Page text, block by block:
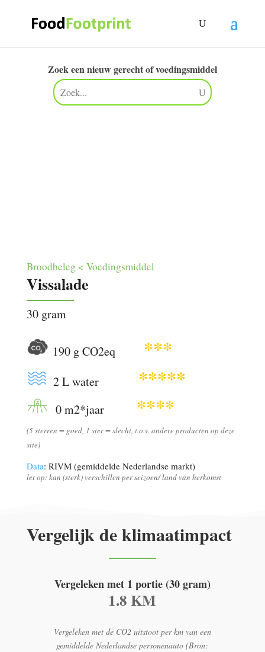
Zoek een nieuw gerecht of voedingsmiddel
Broodbeleg < Voedingsmiddel
Vissalade
30 gram
190 g CO2eq ***
2 L water *****
0 m2*jaar ****
(5 sterren = goed, 1 ster = slecht, t.o.v. andere producten op deze
site)
Data: RIVM (gemiddelde Nederlandse markt)
let op: kan (sterk) verschillen per seizoen/ land van herkomst
Vergelijk de klimaatimpact
Vergeleken met 1 portie (30 gram)
1.8 KM
Vergeleken met de CO2 uitstoot per km van een
gemiddelde Nederlandse personenauto (Bron: